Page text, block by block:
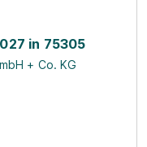
in 75305
+ Co. KG